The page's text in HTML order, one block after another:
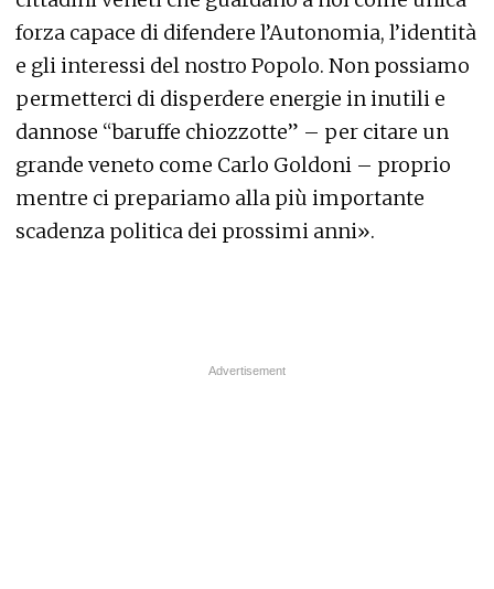
forza capace di difendere l’Autonomia, l’identità
e gli interessi del nostro Popolo. Non possiamo
permetterci di disperdere energie in inutili e
dannose “baruffe chiozzotte” – per citare un
grande veneto come Carlo Goldoni – proprio
mentre ci prepariamo alla più importante
scadenza politica dei prossimi anni».